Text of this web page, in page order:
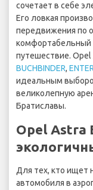
сочетает в себе
Его ловкая
передвижения по
комфортабельный
путешествие. Opel
BUCHBINDER,
идеальным
великолепную
Братиславы.
Opel Astra
Для тех, кто ищет
автомобиля в